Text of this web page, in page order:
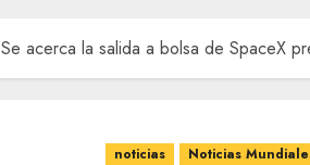
Se acerca la salida a bolsa de SpaceX
noticias Noticias